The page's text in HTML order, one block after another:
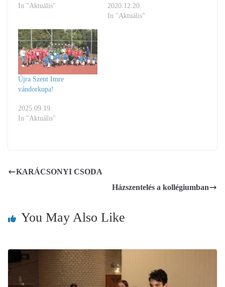
In "Aktuális"
2020.12.20.
In "Aktuális"
Újra Szent Imre
vándorkupa!
2025.09.19.
In "Aktuális"
KARÁCSONYI CSODA
Házszentelés a kollégiumban
You May Also Like